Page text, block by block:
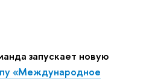
запускает новую
«Международное